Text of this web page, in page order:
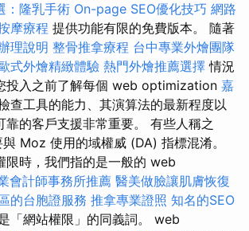
：隆乳手術 On-page SEO優化技巧 網路
摩療程 提供功能有限的免費版本。 隨著
理說明 整骨推拿療程 台中專業外燴團隊
式外燴精緻體驗 熱門外燴推薦選擇情況
投入之前了解每個 web optimization 嘉
查工具的能力、其演算法的最新程度以
靠的客戶支援非常重要。 有些人稱之
與 Moz 使用的域權威 (DA) 指標混淆。
限時，我們指的是一般的 web
會計師事務所推薦 醫美做臉讓肌膚恢復
的台胞證服務 推拿專業證照 知名的SEO
「網站權限」的同義詞。 web